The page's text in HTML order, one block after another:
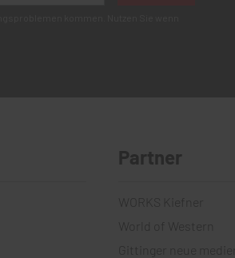
Partner
World of Western
Gittinger neue medien